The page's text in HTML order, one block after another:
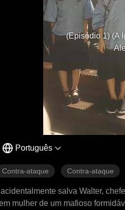
(Episódio 1) (A
Português
Contra-ataque Contra-ataque
salva Walter,
mulher de um mafioso